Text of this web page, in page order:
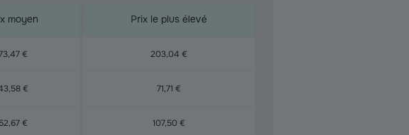
moyen Prix le plus élevé
€ 203,04 €
€ 71,71 €
52,67 € 107,50 €